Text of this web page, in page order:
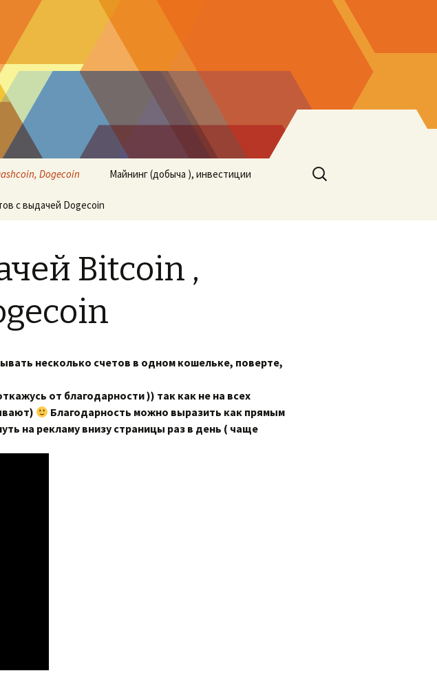
Dogecoin Майнинг (добыча ), инвестиции
с выдачей Dogecoin
Найти:
Bitcoin ,
несколько счетов в одном кошельке, поверте,
от благодарности )) так как не на всех
Благодарность можно выразить как прямым
на рекламу внизу страницы раз в день ( чаще